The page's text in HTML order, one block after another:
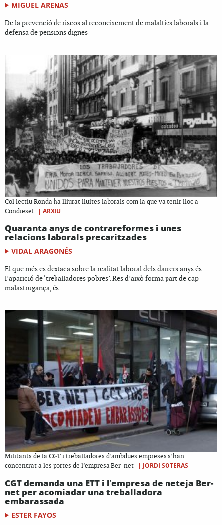
MIGUEL ARENAS
De la prevenció de riscos al reconeixement de malalties laborals i la
defensa de pensions dignes
Col·lectiu Ronda ha lliurat lluites laborals com la que va tenir lloc a
Condiesel
| ARXIU
Quaranta anys de contrareformes i unes
relacions laborals precaritzades
VIDAL ARAGONÉS
El que més es destaca sobre la realitat laboral dels darrers anys és
l’aparició de ‘treballadores pobres’. Res d’això forma part de cap
malastrugança, és...
Militants de la CGT i treballadores d’ambdues empreses s’han
concentrat a les portes de l’empresa Ber-net
| JORDI SOTERAS
CGT demanda una ETT i l'empresa de neteja Ber-
net per acomiadar una treballadora
embarassada
ESTER FAYOS